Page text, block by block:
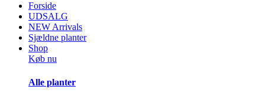
Forside
UDSALG
NEW Arrivals
Sjældne planter
Shop
Køb nu
Alle planter